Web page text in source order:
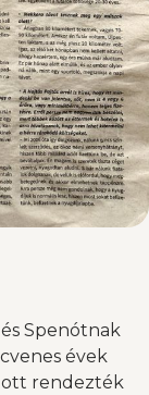
Spenótnak
évek
ott rendezték